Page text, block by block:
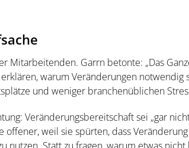
Mitarbeitenden. Garrn betonte: „Das
warum Veränderungen notwendig
und weniger branchenüblichen
Veränderungsbereitschaft sei „gar
weil sie spürten, dass